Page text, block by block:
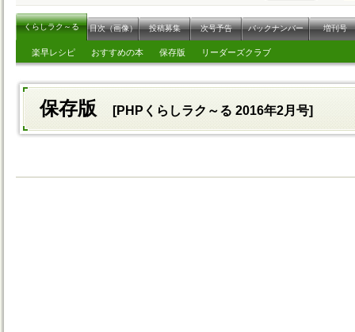
くらしラク～る 目次（画像） 投稿募集 次号予告 バックナンバー 増刊号
楽早レシピ おすすめの本 保存版 リーダーズクラブ
保存版 [PHPくらしラク～る 2016年2月号]